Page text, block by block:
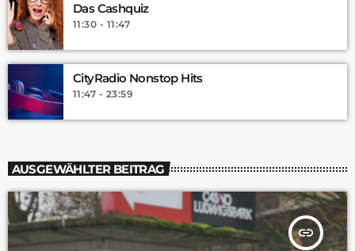
Das Cashquiz
11:30 - 11:47
CityRadio Nonstop Hits
11:47 - 23:59
AUSGEWÄHLTER BEITRAG
insert_link